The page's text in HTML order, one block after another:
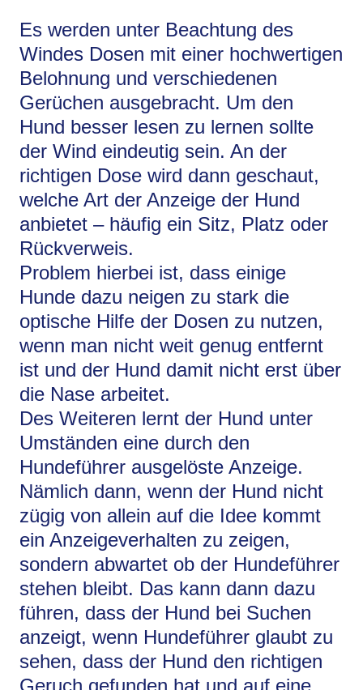
Es werden unter Beachtung des
Windes Dosen mit einer hochwertigen
Belohnung und verschiedenen
Gerüchen ausgebracht. Um den
Hund besser lesen zu lernen sollte
der Wind eindeutig sein. An der
richtigen Dose wird dann geschaut,
welche Art der Anzeige der Hund
anbietet – häufig ein Sitz, Platz oder
Rückverweis.
Problem hierbei ist, dass einige
Hunde dazu neigen zu stark die
optische Hilfe der Dosen zu nutzen,
wenn man nicht weit genug entfernt
ist und der Hund damit nicht erst über
die Nase arbeitet.
Des Weiteren lernt der Hund unter
Umständen eine durch den
Hundeführer ausgelöste Anzeige.
Nämlich dann, wenn der Hund nicht
zügig von allein auf die Idee kommt
ein Anzeigeverhalten zu zeigen,
sondern abwartet ob der Hundeführer
stehen bleibt. Das kann dann dazu
führen, dass der Hund bei Suchen
anzeigt, wenn Hundeführer glaubt zu
sehen, dass der Hund den richtigen
Geruch gefunden hat und auf eine